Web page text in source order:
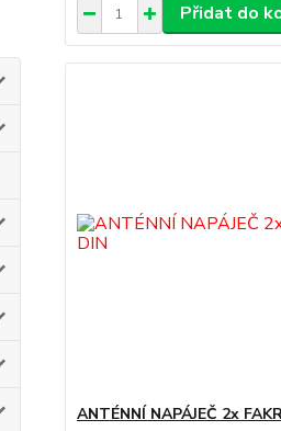
Přidat do
ANTÉNNÍ NAPÁJEČ 2x